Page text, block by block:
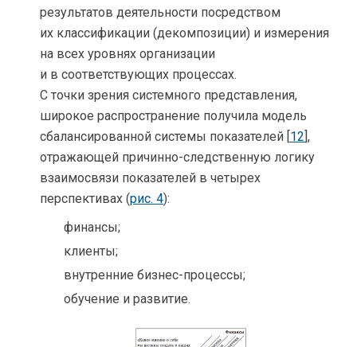
результатов деятельности посредством
их классификации (декомпозиции) и измерения
на всех уровнях организации
и в соответствующих процессах.
С точки зрения системного представления,
широкое распространение получила модель
сбалансированной системы показателей [12],
отражающей причинно-следственную логику
взаимосвязи показателей в четырех
перспективах (рис. 4):
финансы;
клиенты;
внутренние бизнес-процессы;
обучение и развитие.